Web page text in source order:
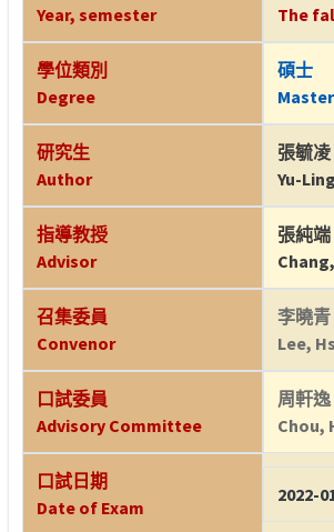
Year, semester
The
學位類別
Degree
碩士
Master
研究生
Author
張毓凌
Yu-
指導教授
Advisor
張純端
召集委員
Convenor
李曉青
Lee,
口試委員
Advisory Committee
周軒逸
Chou,
口試日期
Date of Exam
2022-